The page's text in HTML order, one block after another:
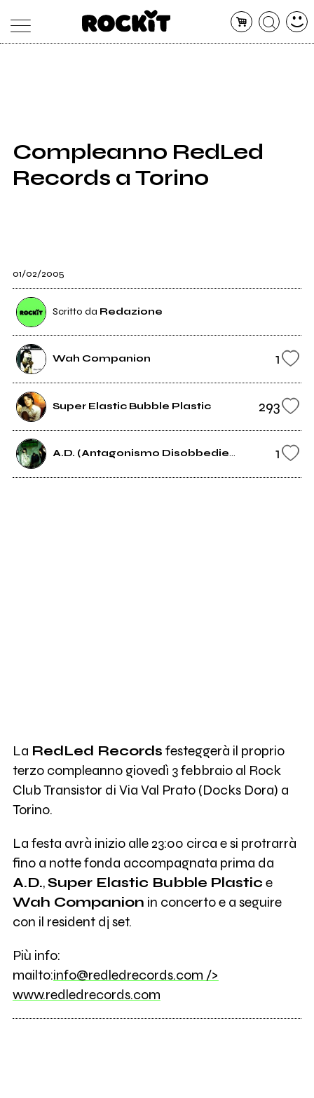
SHOP
RADIO
Compleanno RedLed
Records a Torino
01/02/2005
Scritto da Redazione
Wah Companion 1
Super Elastic Bubble Plastic 293
A.D. (Antagonismo Disobbediente) 1
La RedLed Records festeggerà il proprio
terzo compleanno giovedì 3 febbraio al Rock
Club Transistor di Via Val Prato (Docks Dora) a
Torino.
La festa avrà inizio alle 23:00 circa e si protrarrà
fino a notte fonda accompagnata prima da
A.D.,Super Elastic Bubble Plastic e
Wah Companion in concerto e a seguire
con il resident dj set.
Più info:
mailto:info@redledrecords.com />
www.redledrecords.com